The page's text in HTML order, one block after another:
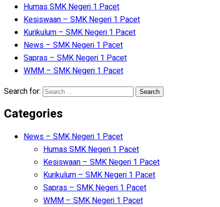
Humas SMK Negeri 1 Pacet
Kesiswaan – SMK Negeri 1 Pacet
Kurikulum – SMK Negeri 1 Pacet
News – SMK Negeri 1 Pacet
Sapras – SMK Negeri 1 Pacet
WMM – SMK Negeri 1 Pacet
Search for:
Categories
News – SMK Negeri 1 Pacet
Humas SMK Negeri 1 Pacet
Kesiswaan – SMK Negeri 1 Pacet
Kurikulum – SMK Negeri 1 Pacet
Sapras – SMK Negeri 1 Pacet
WMM – SMK Negeri 1 Pacet